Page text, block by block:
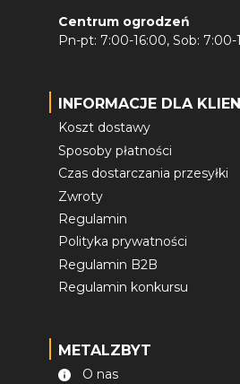
Centrum ogrodzeń
Pn-pt: 7:00-16:00, Sob: 7:00-
INFORMACJE DLA
Koszt dostawy
Sposoby płatności
Czas dostarczania przesyłki
Zwroty
Regulamin
Polityka prywatności
Regulamin B2B
Regulamin konkursu
METALZBYT
O nas